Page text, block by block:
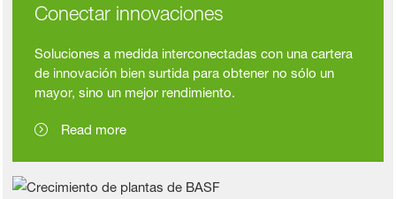
Conectar innovaciones
Soluciones a medida interconectadas con una cartera
de innovación bien surtida para obtener no sólo un
mayor, sino un mejor rendimiento.
Read more